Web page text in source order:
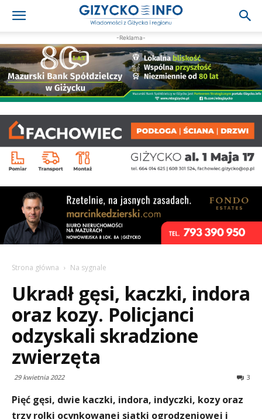
-Reklama-
Strona główna Na sygnale
Ukradł gęsi, kaczki, indora
oraz kozy. Policjanci
odzyskali skradzione
zwierzęta
29 kwietnia 2022 3
Pięć gęsi, dwie kaczki, indora, indyczki, kozy oraz
trzy rolki ocynkowanej siatki ogrodzeniowej i